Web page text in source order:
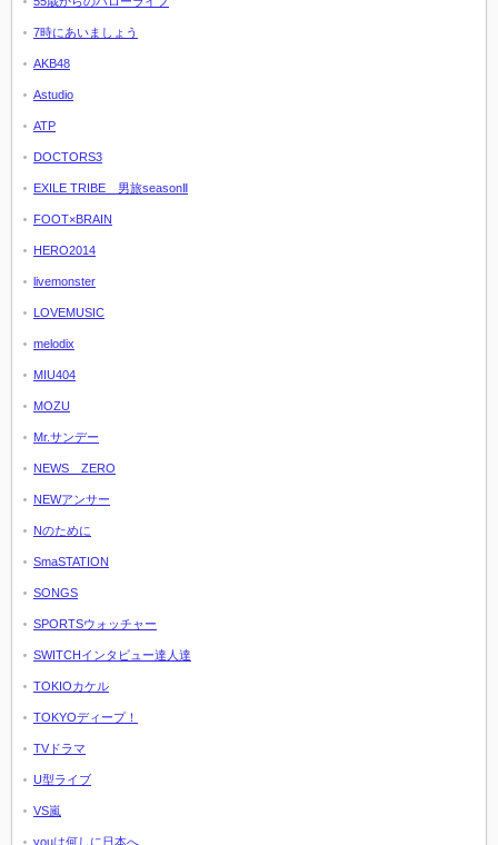
7時にあいましょう
AKB48
Astudio
ATP
DOCTORS3
EXILE TRIBE 男旅seasonⅡ
FOOT×BRAIN
HERO2014
livemonster
LOVEMUSIC
melodix
MIU404
MOZU
Mr.サンデー
NEWS ZERO
NEWアンサー
Nのために
SmaSTATION
SONGS
SPORTSウォッチャー
SWITCHインタビュー達人達
TOKIOカケル
TOKYOディープ！
TVドラマ
U型ライブ
VS嵐
youは何しに日本へ